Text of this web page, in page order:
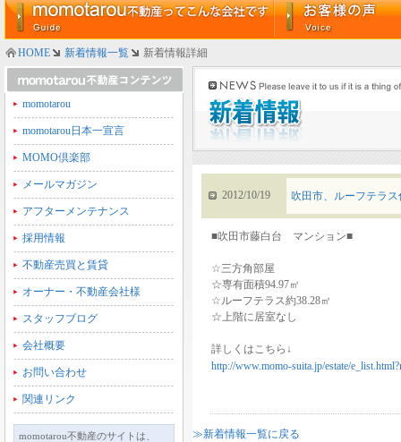
HOME 新着情報一覧 新着情報詳細
momotarou
momotarou日本一宣言
MOMO倶楽部
メールマガジン
アフターメンテナンス
採用情報
不動産売買と賃貸
オーナー・不動産会社様
スタッフブログ
会社概要
お問い合わせ
関連リンク
momotarou不動産のサイトは、
2012/10/19 吹田市、ルーフテラ
■吹田市藤白台 マンション■
☆三方角部屋
☆専有面積94.97㎡
☆ルーフテラス約38.28㎡
☆上階に居室なし
詳しくはこちら↓
http://www.momo-suita.jp/estate/
≫新着情報一覧に戻る